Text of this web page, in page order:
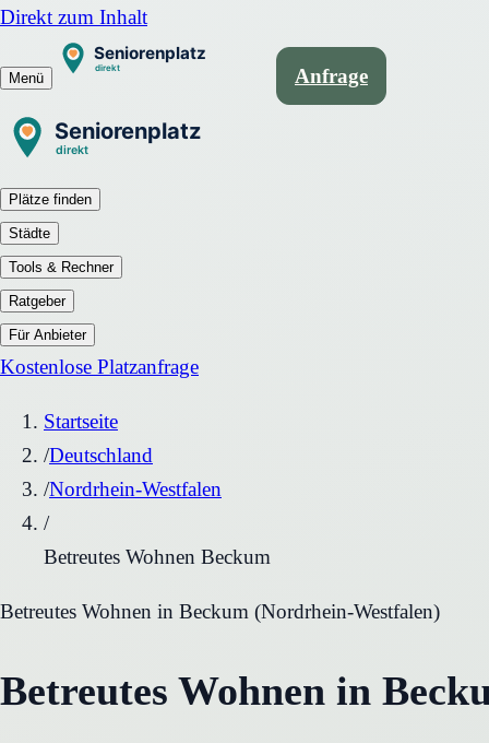
Direkt zum Inhalt
Menü Anfrage
Plätze finden
Städte
Tools & Rechner
Ratgeber
Für Anbieter
Kostenlose Platzanfrage
Startseite
/Deutschland
/Nordrhein-Westfalen
/
Betreutes Wohnen Beckum
Betreutes Wohnen in Beckum (Nordrhein-Westfalen)
Betreutes Wohnen in